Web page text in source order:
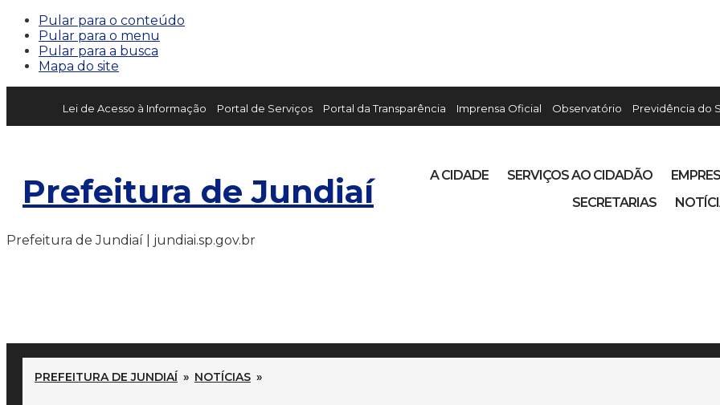
Pular para o conteúdo
Pular para o menu
Pular para a busca
Mapa do site
Lei de Acesso à Informação Portal de Serviços Portal da Transparência Imprensa Oficial Observatório Previdência do
Prefeitura de Jundiaí A CIDADE SERVIÇOS AO CIDADÃO
SECRETARIAS
Prefeitura de Jundiaí | jundiai.sp.gov.br
PREFEITURA DE JUNDIAÍ » NOTÍCIAS »